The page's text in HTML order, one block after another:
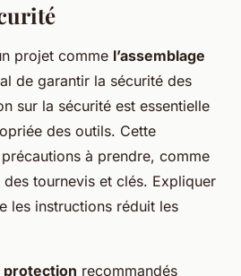
projet comme l’assemblage
de garantir la sécurité des
sur la sécurité est essentielle
des outils. Cette
à prendre, comme
tournevis et clés. Expliquer
les instructions réduit les
protection recommandés